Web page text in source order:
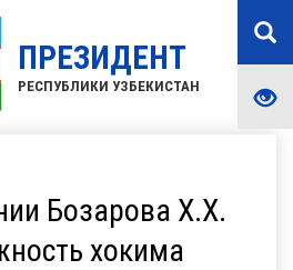
ПРЕЗИДЕНТ
РЕСПУБЛИКИ УЗБЕКИСТАН
Бозарова Х.Х.
хокима